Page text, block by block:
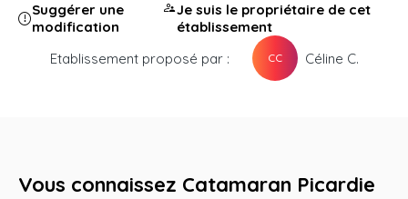
Suggérer une
modification
Je suis le propriétaire de cet
établissement
Etablissement proposé par :
CC Céline C.
Vous connaissez Catamaran Picardie